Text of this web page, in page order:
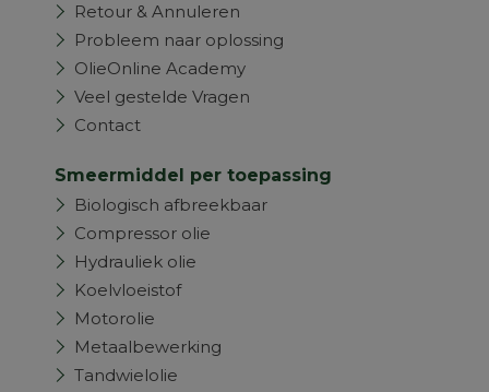
Retour & Annuleren
Probleem naar oplossing
OlieOnline Academy
Veel gestelde Vragen
Contact
Smeermiddel per toepassing
Biologisch afbreekbaar
Compressor olie
Hydrauliek olie
Koelvloeistof
Motorolie
Metaalbewerking
Tandwielolie